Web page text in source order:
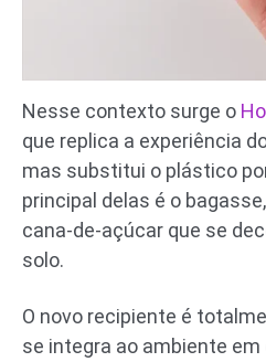
Nesse contexto surge o
que replica a experiência
mas substitui o plástico
principal delas é o
cana-de-açúcar que se
solo.
O novo recipiente é
se integra ao ambiente